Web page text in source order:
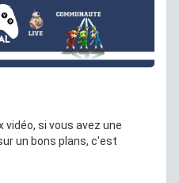
vidéo, si vous avez une
un bons plans, c'est